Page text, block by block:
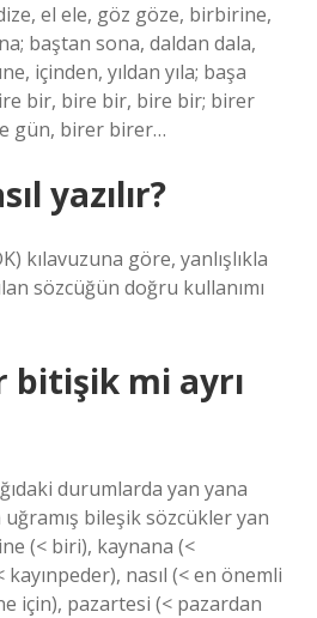
el ele, göz göze, birbirine,
baştan sona, daldan dala,
içinden, yıldan yıla; başa
bir, bire bir, bire bir; birer
gün, birer birer…
yazılır?
kılavuzuna göre, yanlışlıkla
sözcüğün doğru kullanımı
bitişik mi ayrı
durumlarda yan yana
uğramış bileşik sözcükler yan
(< biri), kaynana (<
nasıl (< en önemli
için), pazartesi (< pazardan